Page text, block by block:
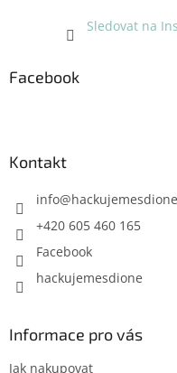
Sledovat na
Facebook
Kontakt
info@
+420 605 460 165
Facebook
hackujemesdione
Informace pro vás
Jak nakupovat